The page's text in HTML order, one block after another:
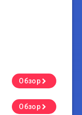
Обзор
Обзор